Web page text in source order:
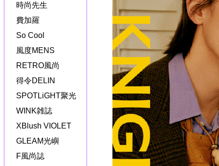
時尚先生
費加羅
So Cool
風度MENS
RETRO風尚
得令DELIN
SPOTLiGHT聚光
WINK雑誌
XBlush VIOLET
GLEAM光嶼
F風尚誌